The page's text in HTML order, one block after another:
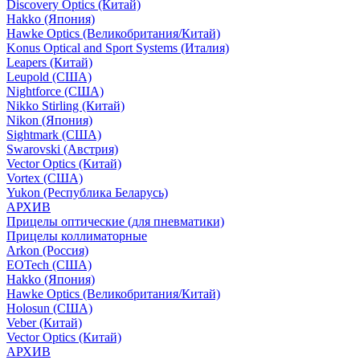
Discovery Optics (Китай)
Hakko (Япония)
Hawke Optics (Великобритания/Китай)
Konus Optical and Sport Systems (Италия)
Leapers (Китай)
Leupold (США)
Nightforce (США)
Nikko Stirling (Китай)
Nikon (Япония)
Sightmark (США)
Swarovski (Австрия)
Vector Optics (Китай)
Vortex (США)
Yukon (Республика Беларусь)
АРХИВ
Прицелы оптические (для пневматики)
Прицелы коллиматорные
Arkon (Россия)
EOTech (США)
Hakko (Япония)
Hawke Optics (Великобритания/Китай)
Holosun (США)
Veber (Китай)
Vector Optics (Китай)
АРХИВ